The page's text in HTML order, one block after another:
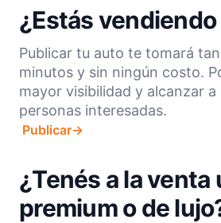
¿Estás
Publicar tu auto te tomará
minutos y sin ningún costo.
mayor visibilidad y alcanzar
personas interesadas.
Publicar→
¿Tenés a la venta
premium o de